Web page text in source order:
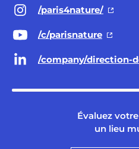
/paris4nature/
/c/parisnature
Évaluez
un lieu